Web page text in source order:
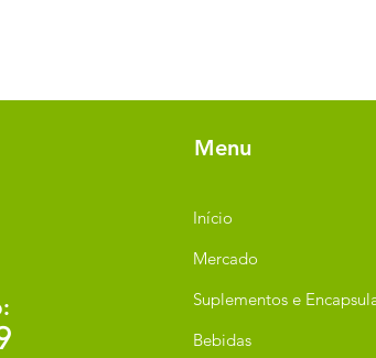
Menu
Início
Mercado
Suplementos e
Bebidas